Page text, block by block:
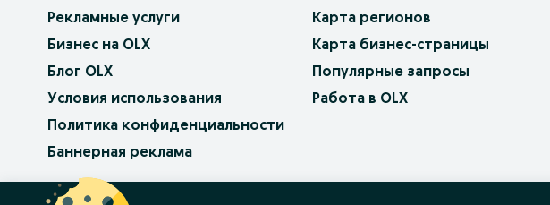
Рекламные услуги
Бизнес на OLX
Блог OLX
Условия использования
Политика конфиденциальности
Баннерная реклама
Карта регионов
Карта бизнес-страницы
Популярные запросы
Работа в OLX
OLX.bg